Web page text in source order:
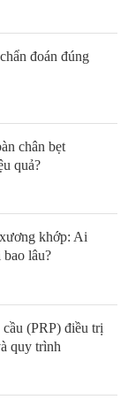
đoán đúng
chân bẹt
quả?
khớp: Ai
lâu?
(PRP) điều trị
quy trình